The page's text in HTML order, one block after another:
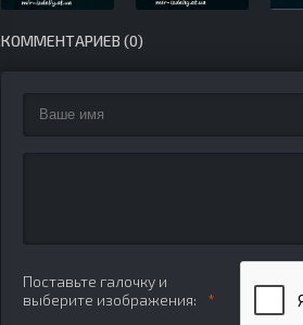
КОММЕНТАРИЕВ (0)
Поставьте галочку и
выберите изображения: